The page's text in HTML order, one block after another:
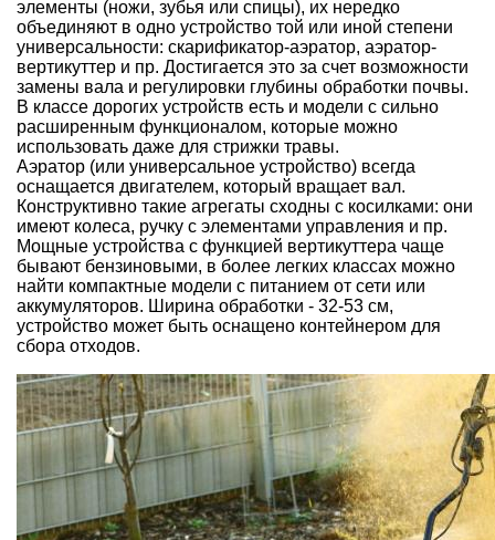
элементы (ножи, зубья или спицы), их нередко
объединяют в одно устройство той или иной степени
универсальности: скарификатор-аэратор, аэратор-
вертикуттер и пр. Достигается это за счет возможности
замены вала и регулировки глубины обработки почвы.
В классе дорогих устройств есть и модели с сильно
расширенным функционалом, которые можно
использовать даже для стрижки травы.
Аэратор (или универсальное устройство) всегда
оснащается двигателем, который вращает вал.
Конструктивно такие агрегаты сходны с косилками: они
имеют колеса, ручку с элементами управления и пр.
Мощные устройства с функцией вертикуттера чаще
бывают бензиновыми, в более легких классах можно
найти компактные модели с питанием от сети или
аккумуляторов. Ширина обработки - 32-53 см,
устройство может быть оснащено контейнером для
сбора отходов.